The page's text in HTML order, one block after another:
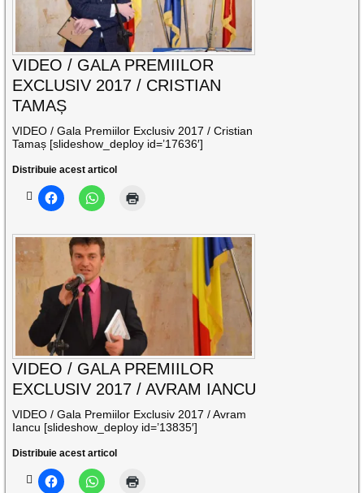
VIDEO / GALA PREMIILOR
EXCLUSIV 2017 / CRISTIAN
TAMAȘ
VIDEO / Gala Premiilor Exclusiv 2017 / Cristian
Tamaș [slideshow_deploy id=’17636′]
Distribuie acest articol
VIDEO / GALA PREMIILOR
EXCLUSIV 2017 / AVRAM IANCU
VIDEO / Gala Premiilor Exclusiv 2017 / Avram
Iancu [slideshow_deploy id=’13835′]
Distribuie acest articol